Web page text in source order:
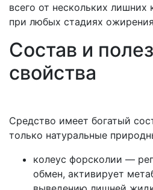
всего от нескольких лишних
при любых стадиях
Состав и
свойства
Средство имеет богатый
только натуральные
колеус форсколии —
обмен, активирует